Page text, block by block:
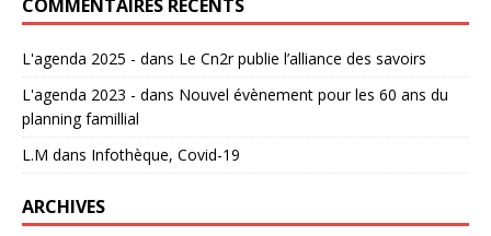
COMMENTAIRES RÉCENTS
L'agenda 2025 - dans Le Cn2r publie l’alliance des savoirs
L'agenda 2023 - dans Nouvel évènement pour les 60 ans du
planning famillial
L.M dans Infothèque, Covid-19
ARCHIVES